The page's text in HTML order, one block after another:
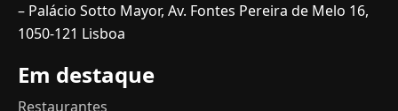
– Palácio Sotto Mayor, Av. Fontes Pereira de Melo 16,
1050-121 Lisboa
Em destaque
Restaurantes